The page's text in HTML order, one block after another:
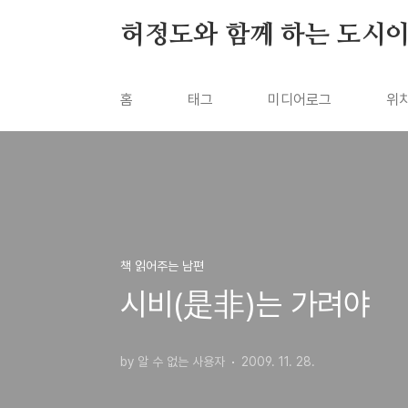
허정도와 함께 하는 도시이
홈 태그 미디어로그 위
책 읽어주는 남편
시비(是非)는 가려야
by 알 수 없는 사용자 2009. 11. 28.